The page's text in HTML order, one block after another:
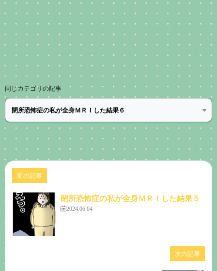
同じカテゴリの記事
前の記事
閉所恐怖症の私が全身ＭＲＩした結果５
2024.06.04
次の記事